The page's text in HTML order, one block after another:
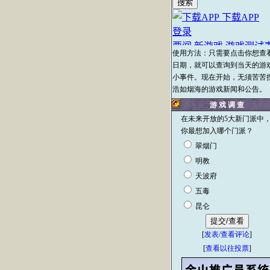
使用方法：只需要点击你想查
日期，就可以查询到当天的游
小事件。现在开始，无须苦苦
浩如烟海的游戏新闻和公告。
游 戏 调 查
在未来开放的5大新门派中，
你最想加入哪个门派？
翠烟门
明教
天波府
五毒
昆仑
[发表/查看评论]
[查看以往投票]